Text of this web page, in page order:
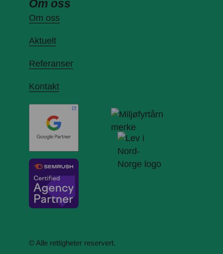
Om oss
Om oss
Aktuelt
Referanser
Kontakt
© Alle rettigheter reservert.